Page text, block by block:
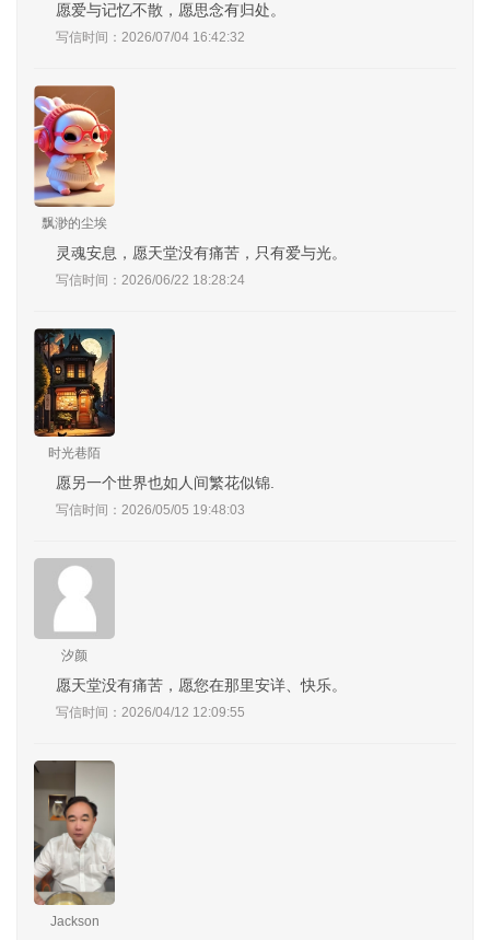
愿爱与记忆不散，愿思念有归处。
写信时间：2026/07/04 16:42:32
飘渺的尘埃
灵魂安息，愿天堂没有痛苦，只有爱与光。
写信时间：2026/06/22 18:28:24
时光巷陌‌
愿另一个世界也如人间繁花似锦.
写信时间：2026/05/05 19:48:03
汐颜
愿天堂没有痛苦，愿您在那里安详、快乐。
写信时间：2026/04/12 12:09:55
Jackson